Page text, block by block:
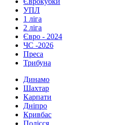
УПЛ
1 ліга
2 ліга
Євро - 2024
ЧС -2026
Преса
Трибуна
Динамо
Шахтар
Карпати
Дніпро
Кривбас